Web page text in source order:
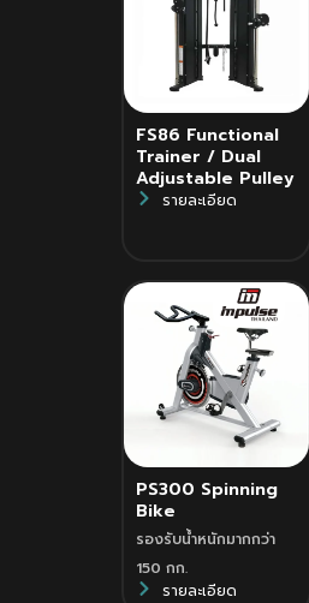
FS86 Functional
Trainer / Dual
Adjustable Pulley
รายละเอียด
PS300 Spinning
Bike
รองรับน้ำหนักมากกว่า
150 กก.
รายละเอียด